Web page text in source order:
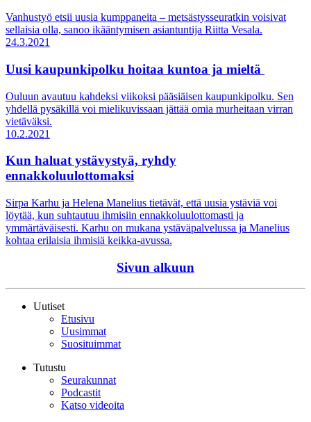
Vanhustyö etsii uusia kumppaneita – metsästysseuratkin voisivat
sellaisia olla, sanoo ikääntymisen asiantuntija Riitta Vesala.
24.3.2021
Uusi kaupunkipolku hoitaa kuntoa ja mieltä
Ouluun avautuu kahdeksi viikoksi pääsiäisen kaupunkipolku. Sen
yhdellä pysäkillä voi mielikuvissaan jättää omia murheitaan virran
vietäväksi.
10.2.2021
Kun haluat ystävystyä, ryhdy
ennakkoluulottomaksi
Sirpa Karhu ja Helena Manelius tietävät, että uusia ystäviä voi
löytää, kun suhtautuu ihmisiin ennakkoluulottomasti ja
ymmärtäväisesti. Karhu on mukana ystäväpalvelussa ja Manelius
kohtaa erilaisia ihmisiä keikka-avussa.
Sivun alkuun
Uutiset
Etusivu
Uusimmat
Suosituimmat
Tutustu
Seurakunnat
Podcastit
Katso videoita